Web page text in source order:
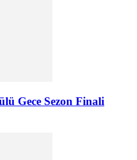
Gece Sezon Finali